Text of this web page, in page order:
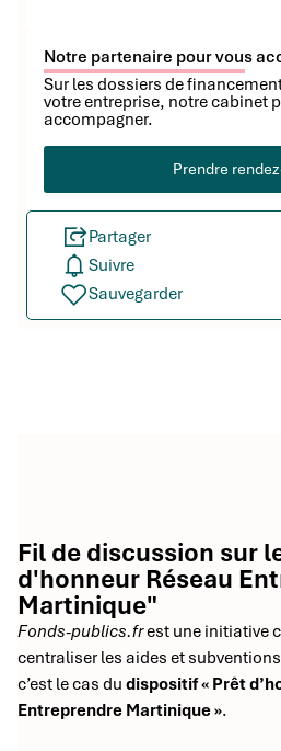
Notre partenaire pour vous
Sur les dossiers de
votre entreprise, notre cabinet
accompagner.
Prendre
Partager
Suivre
Sauvegarder
Fil de discussion sur
d'honneur Réseau
Martinique"
Fonds-publics.frest une initiative
centraliser les aides et
c’est le cas du dispositif « Prêt
Entreprendre Martinique ».